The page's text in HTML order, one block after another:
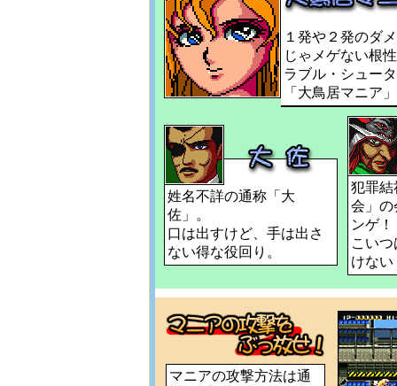
１発や２発のダ
じゃメゲない根
ラブル・シュー
「大鳥居マニア
姓名不詳の通称「大
佐」。
口は出すけど、手は出さ
ない得な役回り。
犯罪結
会」の
ンゲ！
こい
けない
マニアの攻撃方法は通